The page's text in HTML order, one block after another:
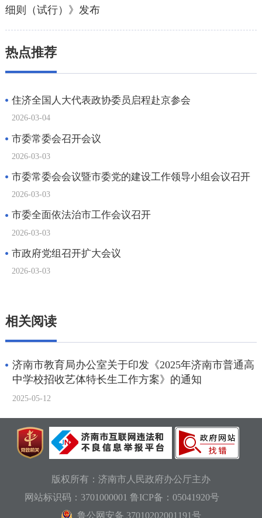
细则（试行）》发布
热点推荐
相关阅读
济南市教育局办公室关于印发《2025年济南市普通高
中学校招收艺体特长生工作方案》的通知
2025-05-12
版权所有：济南市人民政府办公厅主办
网站标识码：3701000001 鲁ICP备：05041920号
鲁公网安备 37010202001191号